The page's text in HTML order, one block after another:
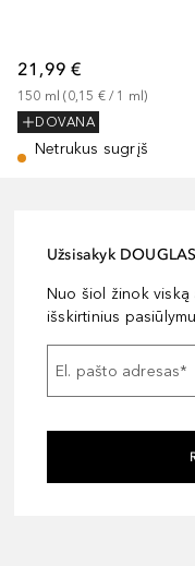
21,99 €
150 ml (0,15 € / 1 ml)
DOVANA
Netrukus sugrįš
Užsisakyk
Nuo šiol žinok
išskirtinius
El. pašto adresas*